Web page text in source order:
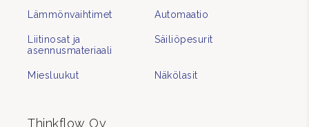
Lämmönvaihtimet Automaatio
Liitinosat ja
asennusmateriaali
Säiliöpesurit
Miesluukut Näkölasit
Thinkflow Oy